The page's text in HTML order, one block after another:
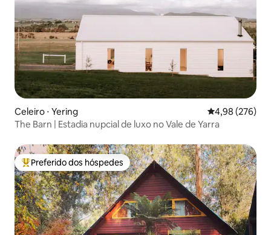
Celeiro ⋅ Yering 4,98 de uma
4,98 (276)
The Barn | Estadia nupcial de luxo no Vale de Yarra
Entre os melhores preferidos dos hóspedes
Preferido dos hóspedes